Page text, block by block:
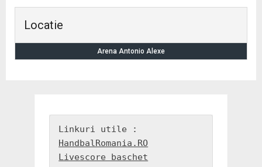
Locatie
Arena Antonio Alexe
HandbalRomania.RO
Livescore baschet